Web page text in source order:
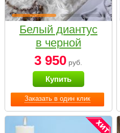
Заказать в один клик
Белый диантус
в черной
коробке Small
3 950 руб.
Купить